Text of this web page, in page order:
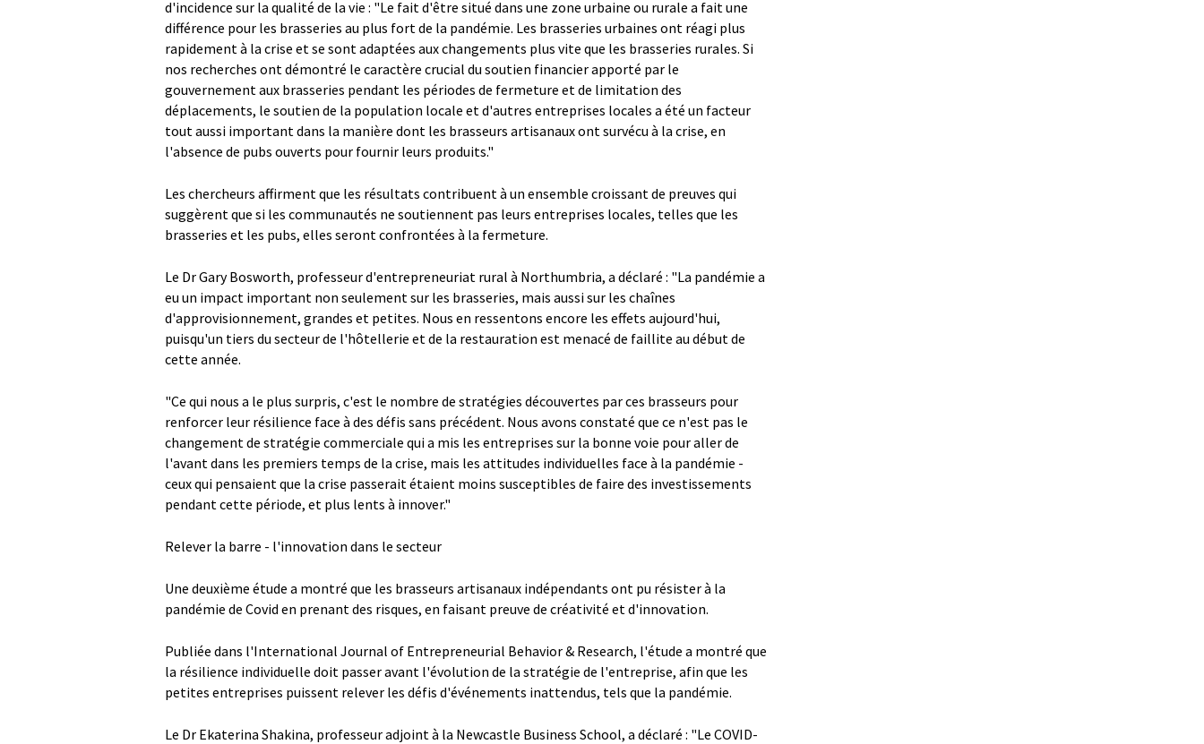
d'incidence sur la qualité de la vie : "Le fait d'être situé dans une zone urbaine ou rurale a fait une
différence pour les brasseries au plus fort de la pandémie. Les brasseries urbaines ont réagi plus
rapidement à la crise et se sont adaptées aux changements plus vite que les brasseries rurales. Si
nos recherches ont démontré le caractère crucial du soutien financier apporté par le
gouvernement aux brasseries pendant les périodes de fermeture et de limitation des
déplacements, le soutien de la population locale et d'autres entreprises locales a été un facteur
tout aussi important dans la manière dont les brasseurs artisanaux ont survécu à la crise, en
l'absence de pubs ouverts pour fournir leurs produits."
Les chercheurs affirment que les résultats contribuent à un ensemble croissant de preuves qui
suggèrent que si les communautés ne soutiennent pas leurs entreprises locales, telles que les
brasseries et les pubs, elles seront confrontées à la fermeture.
Le Dr Gary Bosworth, professeur d'entrepreneuriat rural à Northumbria, a déclaré : "La pandémie a
eu un impact important non seulement sur les brasseries, mais aussi sur les chaînes
d'approvisionnement, grandes et petites. Nous en ressentons encore les effets aujourd'hui,
puisqu'un tiers du secteur de l'hôtellerie et de la restauration est menacé de faillite au début de
cette année.
"Ce qui nous a le plus surpris, c'est le nombre de stratégies découvertes par ces brasseurs pour
renforcer leur résilience face à des défis sans précédent. Nous avons constaté que ce n'est pas le
changement de stratégie commerciale qui a mis les entreprises sur la bonne voie pour aller de
l'avant dans les premiers temps de la crise, mais les attitudes individuelles face à la pandémie -
ceux qui pensaient que la crise passerait étaient moins susceptibles de faire des investissements
pendant cette période, et plus lents à innover."
Relever la barre - l'innovation dans le secteur
Une deuxième étude a montré que les brasseurs artisanaux indépendants ont pu résister à la
pandémie de Covid en prenant des risques, en faisant preuve de créativité et d'innovation.
Publiée dans l'International Journal of Entrepreneurial Behavior & Research, l'étude a montré que
la résilience individuelle doit passer avant l'évolution de la stratégie de l'entreprise, afin que les
petites entreprises puissent relever les défis d'événements inattendus, tels que la pandémie.
Le Dr Ekaterina Shakina, professeur adjoint à la Newcastle Business School, a déclaré : "Le COVID-